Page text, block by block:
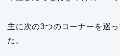
主に次の3つのコーナーを巡
た。